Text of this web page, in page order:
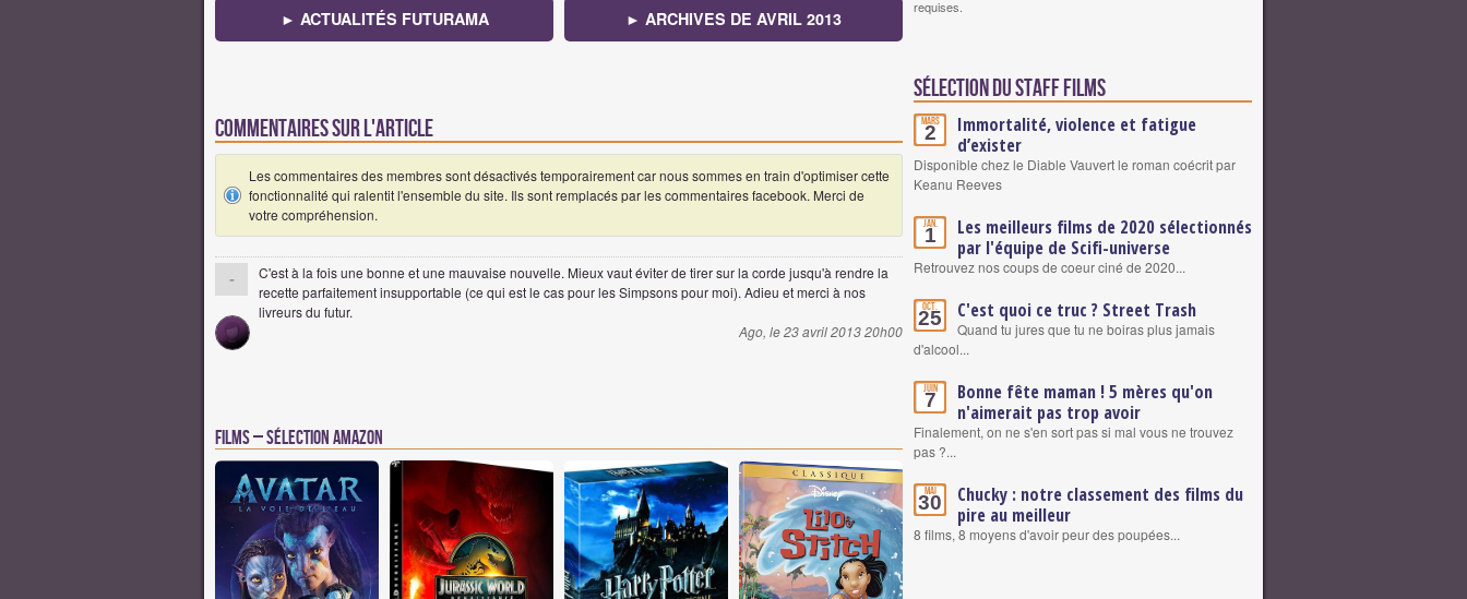
► ACTUALITÉS FUTURAMA ► ARCHIVES DE AVRIL 2013
Commentaires sur l'article
Les commentaires des membres sont désactivés temporairement car nous sommes en train d'optimiser cette
fonctionnalité qui ralentit l'ensemble du site. Ils sont remplacés par les commentaires facebook. Merci de
votre compréhension.
-
C'est à la fois une bonne et une mauvaise nouvelle. Mieux vaut éviter de tirer sur la corde jusqu'à rendre la
recette parfaitement insupportable (ce qui est le cas pour les Simpsons pour moi). Adieu et merci à nos
livreurs du futur.
Ago, le 23 avril 2013 20h00
Films – Sélection Amazon
requises.
Sélection du staff Films
Mars
2
Immortalité, violence et fatigue
d’exister
Disponible chez le Diable Vauvert le roman coécrit par
Keanu Reeves
Jan.
1
Les meilleurs films de 2020 sélectionnés
par l'équipe de Scifi-universe
Retrouvez nos coups de coeur ciné de 2020...
Oct.
25 C'est quoi ce truc ? Street Trash
Quand tu jures que tu ne boiras plus jamais
d'alcool...
Juin
7
Bonne fête maman ! 5 mères qu'on
n'aimerait pas trop avoir
Finalement, on ne s'en sort pas si mal vous ne trouvez
pas ?...
Mai
30
Chucky : notre classement des films du
pire au meilleur
8 films, 8 moyens d'avoir peur des poupées...